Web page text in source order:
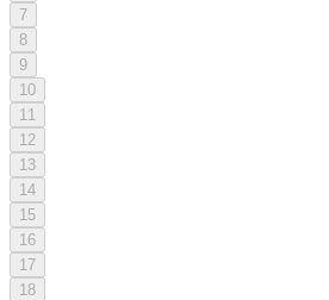
7
8
9
10
11
12
13
14
15
16
17
18